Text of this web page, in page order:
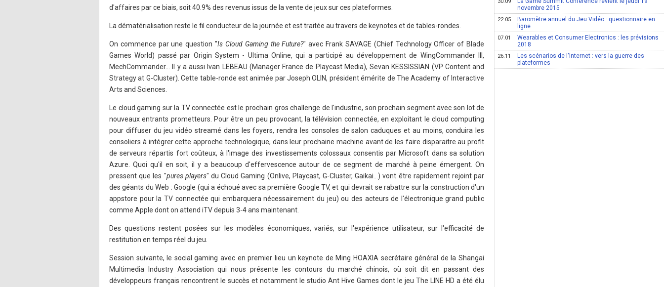
d'affaires par ce biais, soit 40.9% des revenus issus de la vente de jeux sur ces plateformes.
La dématérialisation reste le fil conducteur de la journée et est traitée au travers de keynotes et de tables-rondes.
On commence par une question "Is Cloud Gaming the Future?" avec Frank SAVAGE (Chief Technology Officer of Blade
Games World) passé par Origin System - Ultima Online, qui a participé au développement de WingCommander III,
MechCommander… Il y a aussi Ivan LEBEAU (Manager France de Playcast Media), Sevan KESSISSIAN (VP Content and
Strategy at G-Cluster). Cette table-ronde est animée par Joseph OLIN, président émérite de The Academy of Interactive
Arts and Sciences.
Le cloud gaming sur la TV connectée est le prochain gros challenge de l'industrie, son prochain segment avec son lot de
nouveaux entrants prometteurs. Pour être un peu provocant, la télévision connectée, en exploitant le cloud computing
pour diffuser du jeu vidéo streamé dans les foyers, rendra les consoles de salon caduques et au moins, conduira les
consoliers à intégrer cette approche technologique, dans leur prochaine machine avant de les faire disparaitre au profit
de serveurs répartis fort coûteux, à l'image des investissements colossaux consentis par Microsoft dans sa solution
Azure. Quoi qu'il en soit, il y a beaucoup d'effervescence autour de ce segment de marché à peine émergent. On
pressent que les "pures players" du Cloud Gaming (Onlive, Playcast, G-Cluster, Gaikai…) vont être rapidement rejoint par
des géants du Web : Google (qui a échoué avec sa première Google TV, et qui devrait se rabattre sur la construction d'un
appstore pour la TV connectée qui embarquera nécessairement du jeu) ou des acteurs de l'électronique grand public
comme Apple dont on attend iTV depuis 3-4 ans maintenant.
Des questions restent posées sur les modèles économiques, variés, sur l'expérience utilisateur, sur l'efficacité de
restitution en temps réel du jeu.
Session suivante, le social gaming avec en premier lieu un keynote de Ming HOAXIA secrétaire général de la Shangai
Multimedia Industry Association qui nous présente les contours du marché chinois, où soit dit en passant des
développeurs français rencontrent le succès et notamment le studio Ant Hive Games dont le jeu The LINE HD a été élu
novembre 2015
22.05
Baromètre annuel du Jeu Vidéo : questionnaire en
ligne
07.01
Wearables et Consumer Electronics : les prévisions
2018
26.11
Les scénarios de l'Internet : vers la guerre des
plateformes